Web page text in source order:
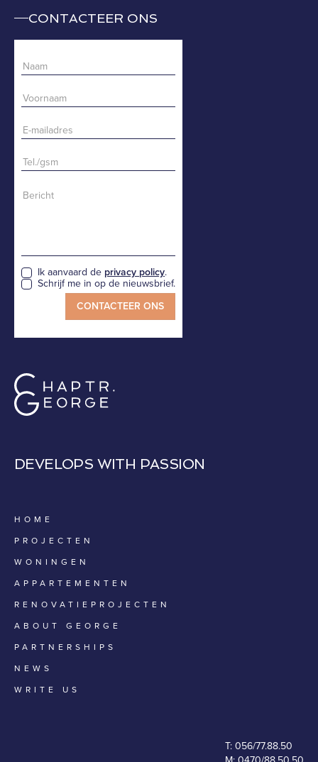
CONTACTEER ONS
Ik aanvaard de privacy policy.
Schrijf me in op de nieuwsbrief.
DEVELOPS WITH PASSION
HOME
PROJECTEN
WONINGEN
APPARTEMENTEN
RENOVATIEPROJECTEN
ABOUT GEORGE
PARTNERSHIPS
NEWS
WRITE US
T:056/77.88.50